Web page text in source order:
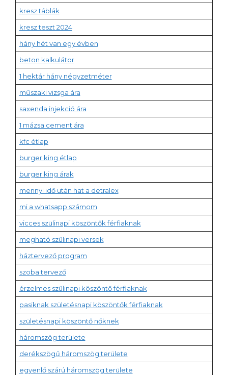
kresz táblák
kresz teszt 2024
hány hét van egy évben
beton kalkulátor
1 hektár hány négyzetméter
műszaki vizsga ára
saxenda injekció ára
1 mázsa cement ára
kfc étlap
burger king étlap
burger king árak
mennyi idő után hat a detralex
mi a whatsapp számom
vicces szülinapi köszöntők férfiaknak
megható szülinapi versek
háztervező program
szoba tervező
érzelmes szülinapi köszöntő férfiaknak
pasiknak születésnapi köszöntők férfiaknak
születésnapi köszöntő nőknek
háromszög területe
derékszögű háromszög területe
egyenlő szárú háromszög területe